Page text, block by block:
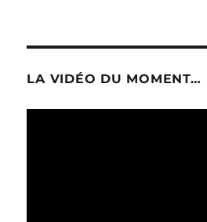
LA VIDÉO DU MOMENT…